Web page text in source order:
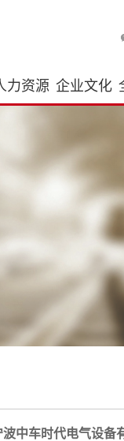
力资源 企业文化
波中车时代电气设备